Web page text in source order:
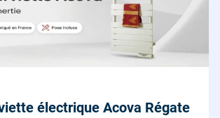
électrique Acova Régate